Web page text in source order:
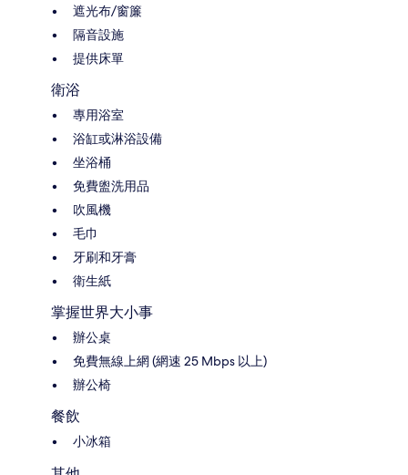
遮光布/窗簾
隔音設施
提供床單
衛浴
專用浴室
浴缸或淋浴設備
坐浴桶
免費盥洗用品
吹風機
毛巾
牙刷和牙膏
衛生紙
掌握世界大小事
辦公桌
免費無線上網 (網速 25 Mbps 以上)
辦公椅
餐飲
小冰箱